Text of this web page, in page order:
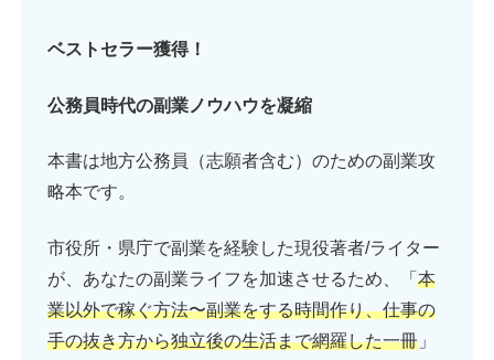
ベストセラー獲得！
公務員時代の副業ノウハウを凝縮
本書は地方公務員（志願者含む）のための副業攻
略本です。
市役所・県庁で副業を経験した現役著者/ライター
が、あなたの副業ライフを加速させるため、「 本
業以外で稼ぐ方法〜副業をする時間作り、仕事の
手の抜き方から独立後の生活まで網羅した一冊 」